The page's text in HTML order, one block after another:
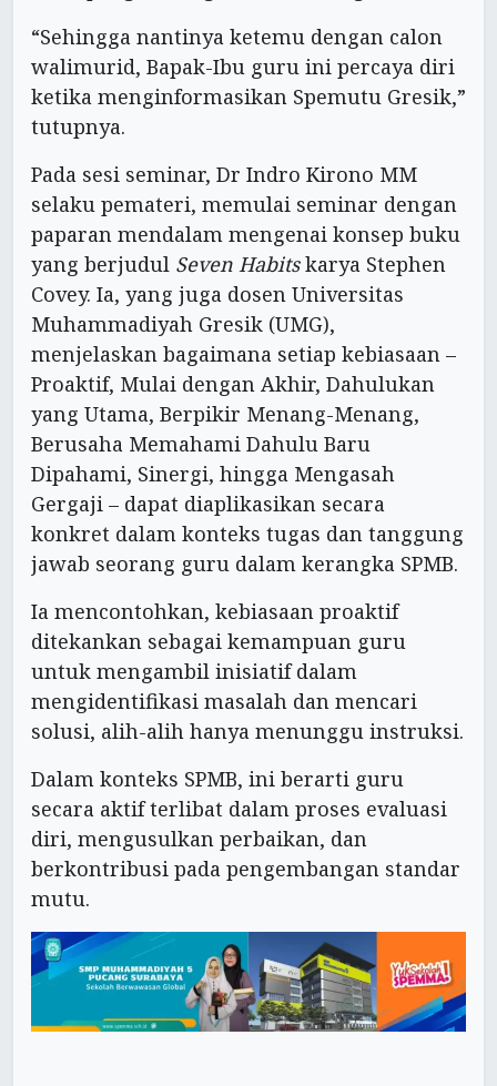
“Sehingga nantinya ketemu dengan calon
walimurid, Bapak-Ibu guru ini percaya diri
ketika menginformasikan Spemutu Gresik,”
tutupnya.
Pada sesi seminar, Dr Indro Kirono MM
selaku pemateri, memulai seminar dengan
paparan mendalam mengenai konsep buku
yang berjudul Seven Habitskarya Stephen
Covey. Ia, yang juga dosen Universitas
Muhammadiyah Gresik (UMG),
menjelaskan bagaimana setiap kebiasaan –
Proaktif, Mulai dengan Akhir, Dahulukan
yang Utama, Berpikir Menang-Menang,
Berusaha Memahami Dahulu Baru
Dipahami, Sinergi, hingga Mengasah
Gergaji – dapat diaplikasikan secara
konkret dalam konteks tugas dan tanggung
jawab seorang guru dalam kerangka SPMB.
Ia mencontohkan, kebiasaan proaktif
ditekankan sebagai kemampuan guru
untuk mengambil inisiatif dalam
mengidentifikasi masalah dan mencari
solusi, alih-alih hanya menunggu instruksi.
Dalam konteks SPMB, ini berarti guru
secara aktif terlibat dalam proses evaluasi
diri, mengusulkan perbaikan, dan
berkontribusi pada pengembangan standar
mutu.